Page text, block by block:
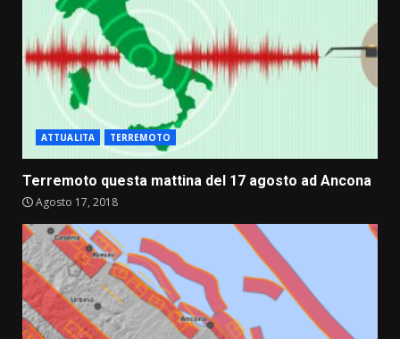
ATTUALITA TERREMOTO
Terremoto questa mattina del 17 agosto ad Ancona
Agosto 17, 2018